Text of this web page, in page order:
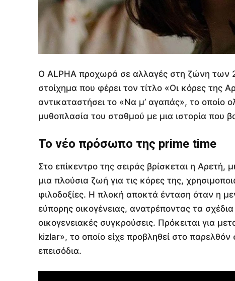
Ο ALPHA προχωρά σε αλλαγές στη ζώνη των
στοίχημα που φέρει τον τίτλο «Οι κόρες της
αντικαταστήσει το «Να μ’ αγαπάς», το οποίο
μυθοπλασία του σταθμού με μια ιστορία που
Το νέο πρόσωπο της prime time
Στο επίκεντρο της σειράς βρίσκεται η Αρετή,
μια πλούσια ζωή για τις κόρες της,
φιλοδοξίες. Η πλοκή αποκτά ένταση όταν η
εύπορης οικογένειας, ανατρέποντας τα
οικογενειακές συγκρούσεις. Πρόκειται για
kizlar», το οποίο είχε προβληθεί στο
επεισόδια.